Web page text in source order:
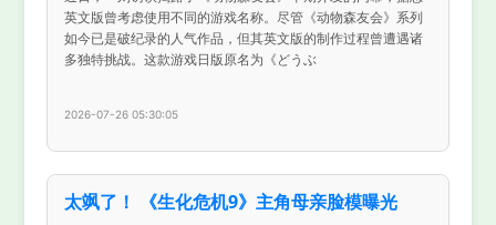
英文版曾考虑使用不同的游戏名称。尽管《动物森友会》系列
如今已是破纪录的人气作品，但其英文版的制作过程曾遭遇诸
多独特挑战。这款游戏日版原名为《どうぶ
2026-07-26 05:30:05
太飒了！ 《生化危机9》主角母亲脸模曝光